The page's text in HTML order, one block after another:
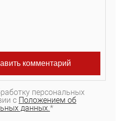
персональных
с Положением об
данных.*